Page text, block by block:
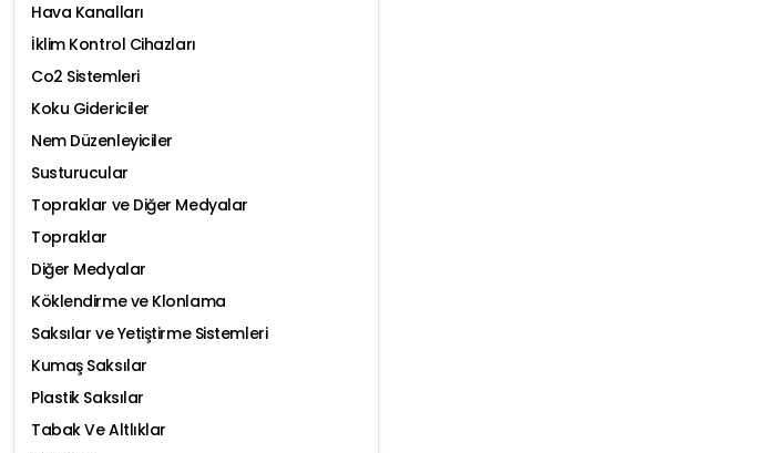
Hava Kanalları
İklim Kontrol Cihazları
Co2 Sistemleri
Koku Gidericiler
Nem Düzenleyiciler
Susturucular
Topraklar ve Diğer Medyalar
Topraklar
Diğer Medyalar
Köklendirme ve Klonlama
Saksılar ve Yetiştirme Sistemleri
Kumaş Saksılar
Plastik Saksılar
Tabak Ve Altlıklar